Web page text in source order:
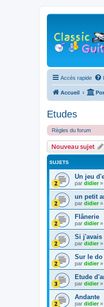
Accès rapide
Accueil
Etudes
Règles du forum
Nouveau sujet
SUJETS
Un jeu
par didier»
un petit
par didier»
Flânerie
par didier»
Si j'avais
par didier»
Sur le do
par didier»
Etude
par didier»
Andante
par didier»